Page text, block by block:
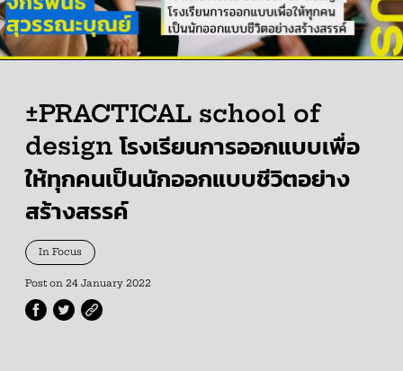
±PRACTICAL school of
design โรงเรียนการออกแบบเพื่อ
ให้ทุกคนเป็นนักออกแบบชีวิตอย่าง
สร้างสรรค์
In Focus
Post on 24 January 2022